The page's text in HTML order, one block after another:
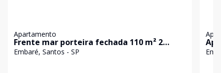
Apartamento
Frente mar porteira fechada 110 m² 2
dormitórios suíte andar alto pronto para
Embaré, Santos - SP